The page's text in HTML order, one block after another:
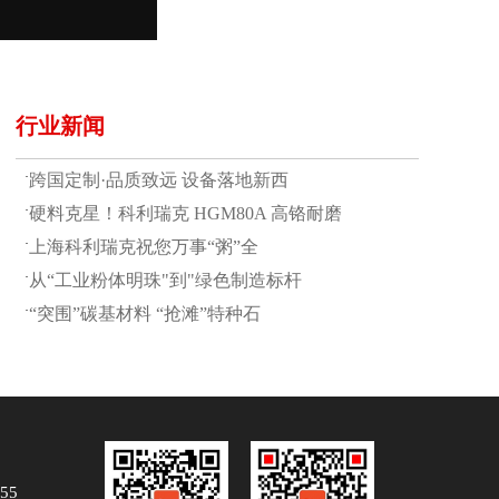
行业新闻
·跨国定制·品质致远 设备落地新西
·硬料克星！科利瑞克 HGM80A 高铬耐磨
· 上海科利瑞克祝您万事“粥”全
· 从“工业粉体明珠"到"绿色制造标杆
·“突围”碳基材料 “抢滩”特种石